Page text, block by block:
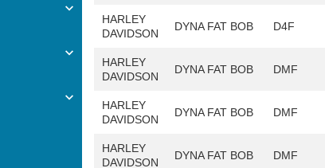
HARLEY
DAVIDSON
DYNA FAT BOB D4F
HARLEY
DAVIDSON
DYNA FAT BOB DMF
HARLEY
DAVIDSON
DYNA FAT BOB DMF
HARLEY
DAVIDSON
DYNA FAT BOB DMF